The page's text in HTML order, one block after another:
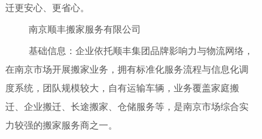
迁更安心、更省心。
南京顺丰搬家服务有限公司
基础信息：企业依托顺丰集团品牌影响力与物流网络，
在南京市场开展搬家业务，拥有标准化服务流程与信息化调
度系统，团队规模较大，自有运输车辆，业务覆盖家庭搬
迁、企业搬迁、长途搬家、仓储服务等，是南京市场综合实
力较强的搬家服务商之一。